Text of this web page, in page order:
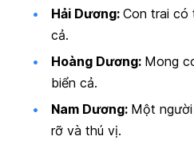
Hải Dương: Con trai có
cả.
Hoàng Dương: Mong
biển cả.
Nam Dương: Một
rỡ và thú vị.